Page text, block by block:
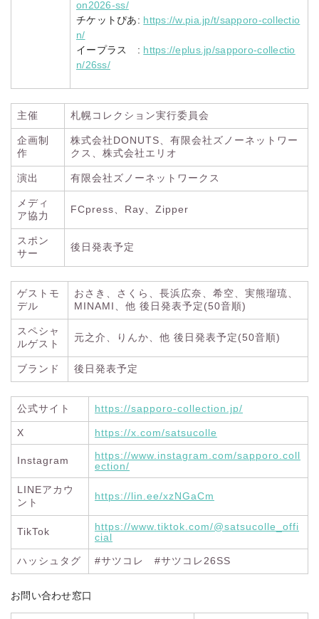
on2026-ss/
チケットぴあ: https://w.pia.jp/t/sapporo-collectio
n/
イープラス : https://eplus.jp/sapporo-collectio
n/26ss/
主催 札幌コレクション実行委員会
企画制
作
株式会社DONUTS、有限会社ズノーネットワー
クス、株式会社エリオ
演出 有限会社ズノーネットワークス
メディ
ア協力
FCpress、Ray、Zipper
スポン
サー
後日発表予定
ゲストモ
デル
おさき、さくら、長浜広奈、希空、実熊瑠琉、
MINAMI、他 後日発表予定(50音順)
スペシャ
ルゲスト
元之介、りんか、他 後日発表予定(50音順)
ブランド 後日発表予定
公式サイト https://sapporo-collection.jp/
X https://x.com/satsucolle
Instagram
https://www.instagram.com/sapporo.coll
ection/
LINEアカウ
ント
https://lin.ee/xzNGaCm
TikTok
https://www.tiktok.com/@satsucolle_offi
cial
ハッシュタグ #サツコレ #サツコレ26SS
お問い合わせ窓口